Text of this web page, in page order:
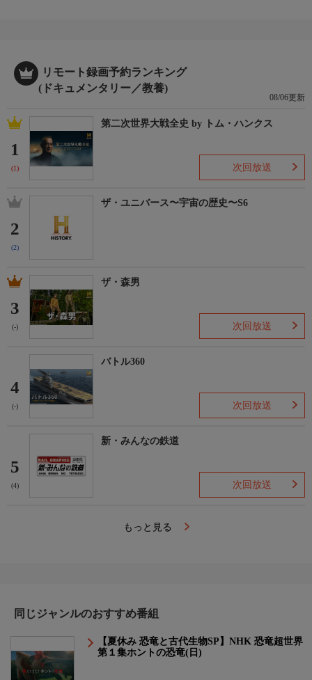
リモート録画予約ランキング
(ドキュメンタリー／教養)
08/06更新
1
(1)
第二次世界大戦全史 by トム・ハンクス
次回放送
2
(2)
ザ・ユニバース〜宇宙の歴史〜S6
3
(-)
ザ・森男
次回放送
4
(-)
バトル360
次回放送
5
(4)
新・みんなの鉄道
次回放送
もっと見る
同じジャンルのおすすめ番組
【夏休み 恐竜と古代生物SP】NHK 恐竜超世界
第１集ホントの恐竜(日)